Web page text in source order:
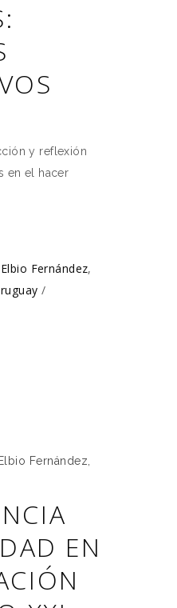
y reflexión
en el hacer
Fernández,
Fernández
EN